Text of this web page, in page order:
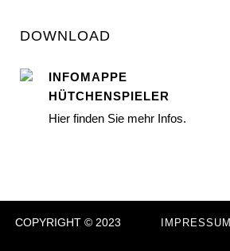
DOWNLOAD
INFOMAPPE
HÜTCHENSPIELER
Hier finden Sie mehr Infos.
COPYRIGHT © 2023 IMPRESSUM